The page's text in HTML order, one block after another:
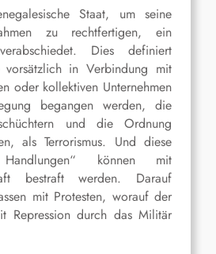
Staat, um seine
zu rechtfertigen, ein
Dies definiert
in Verbindung mit
oder kollektiven Unternehmen
begangen werden, die
und die Ordnung
als Terrorismus. Und diese
Handlungen“ können mit
bestraft werden. Darauf
mit Protesten, worauf der
Repression durch das Militär